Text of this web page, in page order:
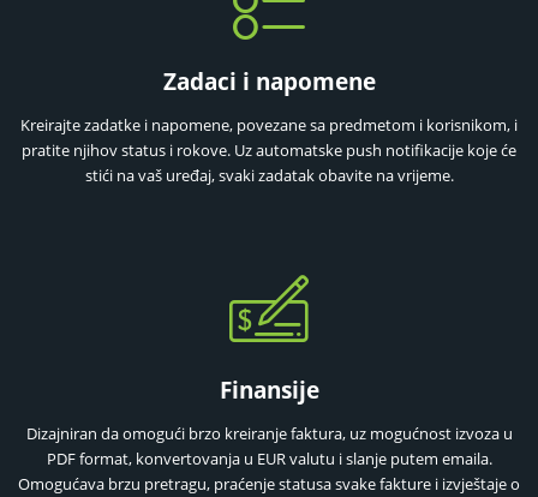
Zadaci i napomene
Kreirajte zadatke i napomene, povezane sa predmetom i korisnikom, i
pratite njihov status i rokove. Uz automatske push notifikacije koje će
stići na vaš uređaj, svaki zadatak obavite na vrijeme.
Finansije
Dizajniran da omogući brzo kreiranje faktura, uz mogućnost izvoza u
PDF format, konvertovanja u EUR valutu i slanje putem emaila.
Omogućava brzu pretragu, praćenje statusa svake fakture i izvještaje o